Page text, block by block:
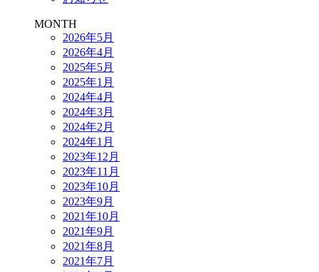
MONTH
2026年5月
2026年4月
2025年5月
2025年1月
2024年4月
2024年3月
2024年2月
2024年1月
2023年12月
2023年11月
2023年10月
2023年9月
2021年10月
2021年9月
2021年8月
2021年7月